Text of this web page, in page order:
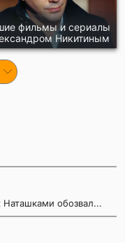
фильмы и сериалы
Никитиным
обозвал...